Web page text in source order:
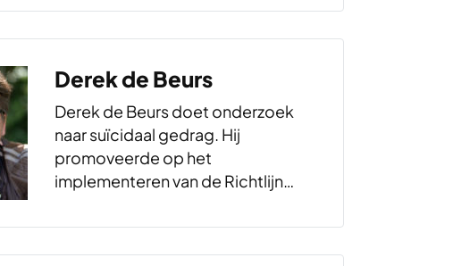
(Klement, 2013) won hij de
Socrates Wisselbeker. Sinds 1
leider van het Radboud Teaching
and Learning Centre.
Derek de Beurs
Derek de Beurs doet onderzoek
naar suïcidaal gedrag. Hij
promoveerde op het
implementeren van de Richtlijn
2017 ontving hij van de
Nederlandse organisatie voor